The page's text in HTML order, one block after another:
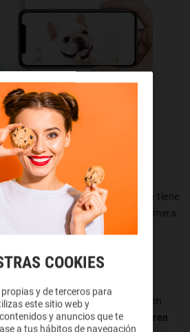
ya la conozcáis, todo el que tiene
conoce (y desea) la Furbo Dog Camera.
sin más.
que muchas personas tienen
solos, es que los pobres
sufren
COOKIES
y de terceros para
este sitio web y
y anuncios que te
a tus hábitos de navegación